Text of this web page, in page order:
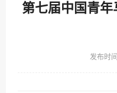
第七届中国青
发布时